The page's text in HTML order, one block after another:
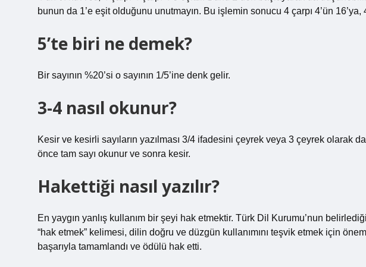
bunun da 1’e eşit olduğunu unutmayın. Bu işlemin sonucu 4 çarpı 4’ün 16’ya,
5’te biri ne demek?
Bir sayının %20’si o sayının 1/5’ine denk gelir.
3-4 nasıl okunur?
Kesir ve kesirli sayıların yazılması 3/4 ifadesini çeyrek veya 3 çeyrek olarak
önce tam sayı okunur ve sonra kesir.
Hakettiği nasıl yazılır?
En yaygın yanlış kullanım bir şeyi hak etmektir. Türk Dil Kurumu’nun
“hak etmek” kelimesi, dilin doğru ve düzgün kullanımını teşvik etmek için
başarıyla tamamlandı ve ödülü hak etti.